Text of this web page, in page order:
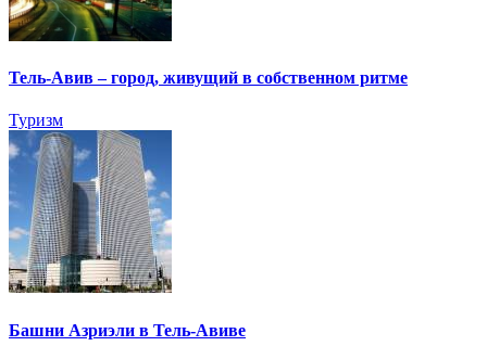
Тель-Авив – город, живущий в собственном ритме
Туризм
Башни Азриэли в Тель-Авиве